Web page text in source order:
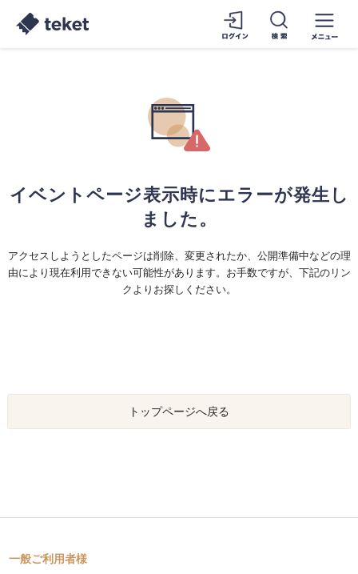
イベントページ表示時にエラーが発生し
ました。
アクセスしようとしたページは削除、変更されたか、公開準備中などの理
由により現在利用できない可能性があります。お手数ですが、下記のリン
クよりお探しください。
トップページへ戻る
一般ご利用者様